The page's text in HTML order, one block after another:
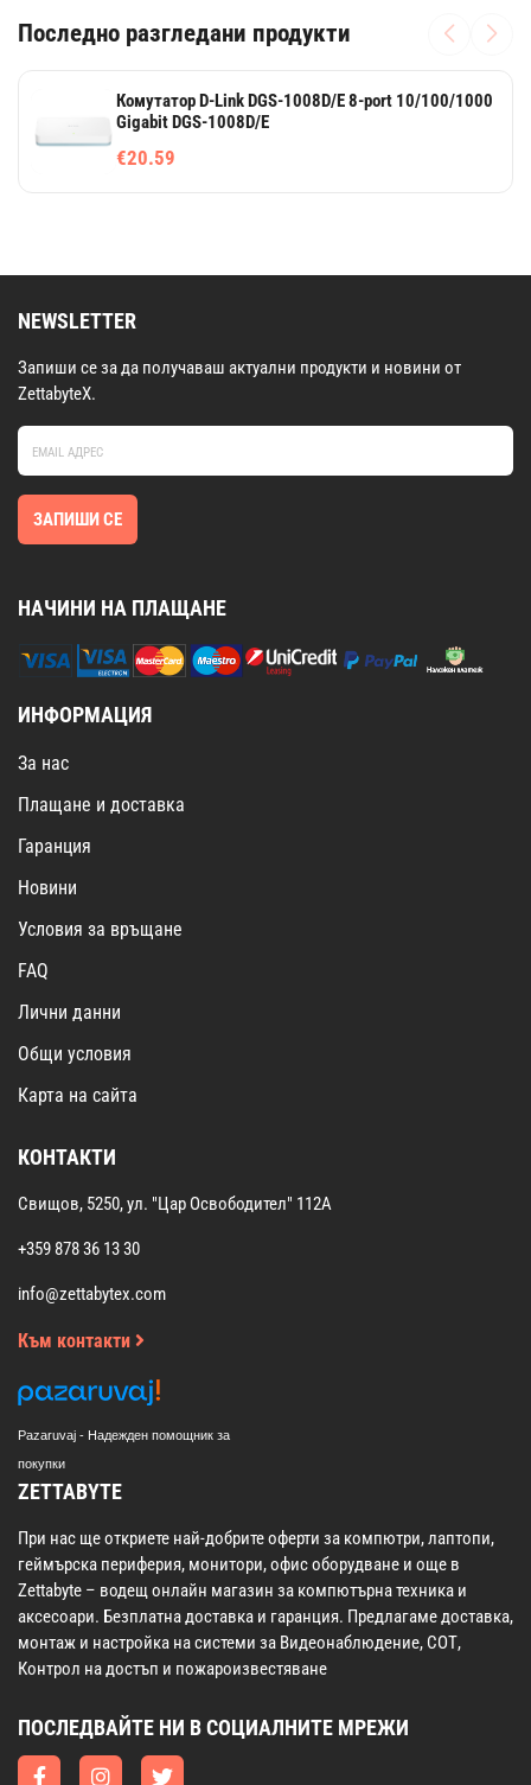
Последно разгледани продукти
Комутатор D-Link DGS-1008D/E 8-port 10/100/1000
Gigabit DGS-1008D/E
€20.59
NEWSLETTER
Запиши се за да получаваш актуални продукти и новини от
ZettabyteX.
ЗАПИШИ СЕ
НАЧИНИ НА ПЛАЩАНЕ
ИНФОРМАЦИЯ
За нас
Плащане и доставка
Гаранция
Новини
Условия за връщане
FAQ
Лични данни
Общи условия
Карта на сайта
КОНТАКТИ
Свищов, 5250, ул. "Цар Освободител" 112А
+359 878 36 13 30
info@zettabytex.com
Към контакти
Pazaruvaj - Надежден помощник за
покупки
ZETTABYTE
При нас ще откриете най-добрите оферти за компютри, лаптопи,
геймърска периферия, монитори, офис оборудване и още в
Zettabyte – водещ онлайн магазин за компютърна техника и
аксесоари. Безплатна доставка и гаранция. Предлагаме доставка,
монтаж и настройка на системи за Видеонаблюдение, СОТ,
Контрол на достъп и пожароизвестяване
ПОСЛЕДВАЙТЕ НИ В СОЦИАЛНИТЕ МРЕЖИ